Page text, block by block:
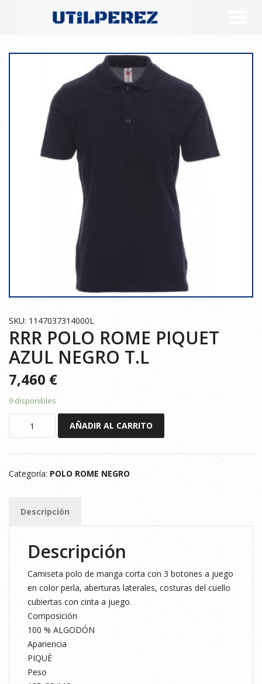
SKU: 1147037314000L
RRR POLO ROME PIQUET
AZUL NEGRO T.L
7,460 €
9 disponibles
ROME
PIQUET
AZUL
NEGRO
cantidad
AÑADIR AL CARRITO
Categoría: POLO ROME NEGRO
Descripción
Descripción
Camiseta polo de manga corta con 3 botones a juego
en color perla, aberturas laterales, costuras del cuello
cubiertas con cinta a juego.
Composición
100 % ALGODÓN
Apariencia
PIQUÈ
Peso